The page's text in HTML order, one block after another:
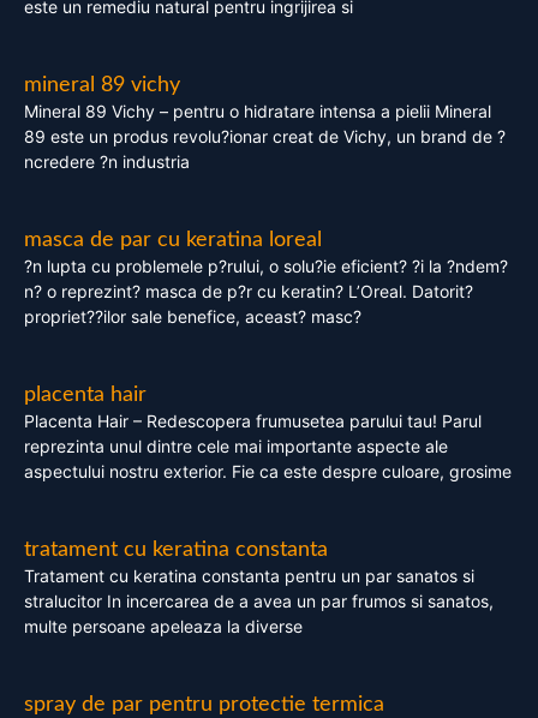
este un remediu natural pentru ingrijirea si
mineral 89 vichy
Mineral 89 Vichy – pentru o hidratare intensa a pielii Mineral
89 este un produs revolu?ionar creat de Vichy, un brand de ?
ncredere ?n industria
masca de par cu keratina loreal
?n lupta cu problemele p?rului, o solu?ie eficient? ?i la ?ndem?
n? o reprezint? masca de p?r cu keratin? L’Oreal. Datorit?
propriet??ilor sale benefice, aceast? masc?
placenta hair
Placenta Hair – Redescopera frumusetea parului tau! Parul
reprezinta unul dintre cele mai importante aspecte ale
aspectului nostru exterior. Fie ca este despre culoare, grosime
tratament cu keratina constanta
Tratament cu keratina constanta pentru un par sanatos si
stralucitor In incercarea de a avea un par frumos si sanatos,
multe persoane apeleaza la diverse
spray de par pentru protectie termica